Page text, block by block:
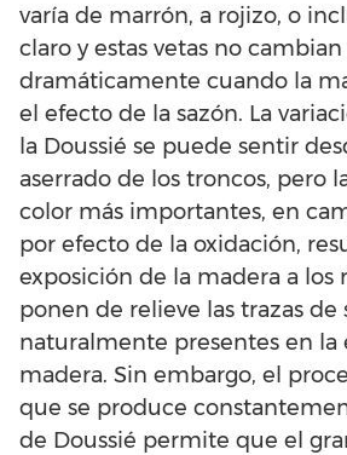
varía de marrón, a rojizo, o
claro y estas vetas no cambian
dramáticamente cuando la
el efecto de la sazón. La
la Doussié se puede sentir
aserrado de los troncos, pero
color más importantes, en
por efecto de la oxidación,
exposición de la madera a los
ponen de relieve las trazas de
naturalmente presentes en la
madera. Sin embargo, el
que se produce
de Doussié permite que el